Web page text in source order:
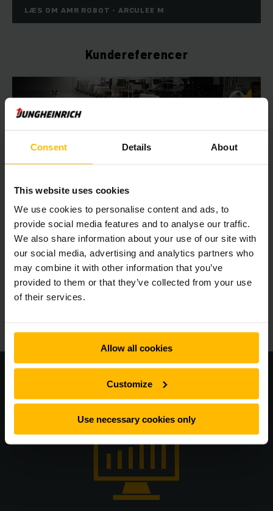
Consent Details About
This website uses cookies
We use cookies to personalise content and ads, to
provide social media features and to analyse our traffic.
We also share information about your use of our site with
our social media, advertising and analytics partners who
may combine it with other information that you’ve
provided to them or that they’ve collected from your use
of their services.
Allow all cookies
Customize
Use necessary cookies only
LÆS OM AMR ROBOT - ARCULEE M
Kundereferencer
Prodrive Technologies satser på mobile
robotter
Prodrive Technologies B.V. er afhængig af mobile robotter
og automatiserede smalgangstrucks fra Jungheinrich.
Sømløs integration i din IT-struktur